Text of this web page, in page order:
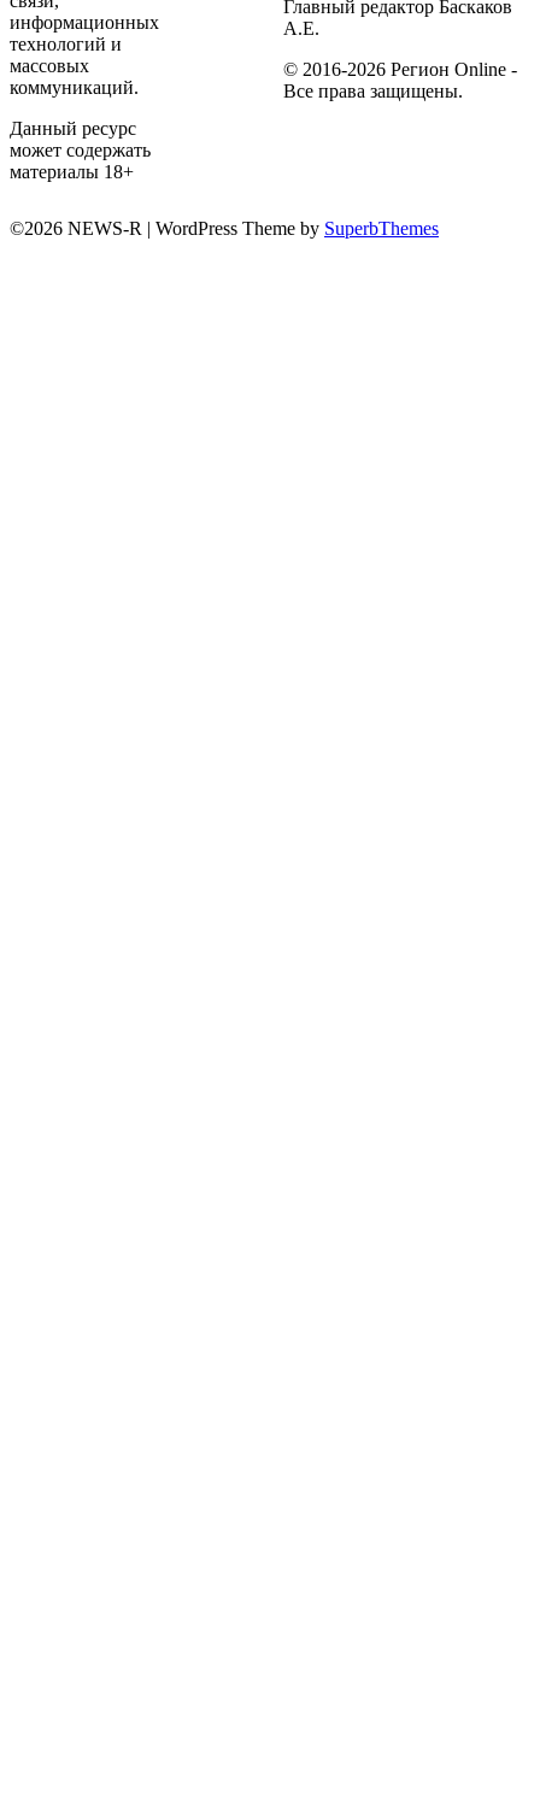
информационных
технологий и
массовых
коммуникаций.
Данный ресурс
может содержать
материалы 18+
Главный редактор Баскаков
А.Е.
© 2016-2026 Регион Online -
Все права защищены.
©2026 NEWS-R | WordPress Theme by SuperbThemes